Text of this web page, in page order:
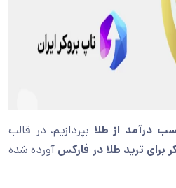
درآمد از طلا بپردازیم، در قالب
برای ترید طلا در فارکس آورده شده